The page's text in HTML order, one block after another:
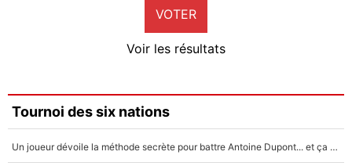
Faris Moumbagna
4%
Un autre joueur
VOTER
Voir les résultats
Tournoi des six nations
Un joueur dévoile la méthode secrète pour battre Antoine Dupont... et ça marche !